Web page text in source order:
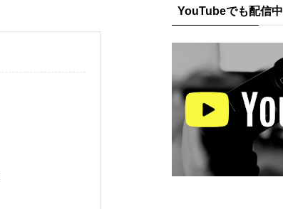
YouTubeでも配信中